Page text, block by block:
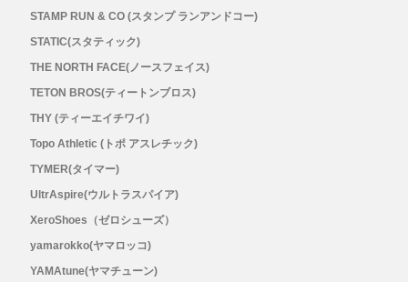
STAMP RUN & CO (スタンプ ランアンドコー)
STATIC(スタティック)
THE NORTH FACE(ノースフェイス)
TETON BROS(ティートンブロス)
THY (ティーエイチワイ)
Topo Athletic (トポ アスレチック)
TYMER(タイマー)
UltrAspire(ウルトラスパイア)
XeroShoes（ゼロシューズ）
yamarokko(ヤマロッコ)
YAMAtune(ヤマチューン)